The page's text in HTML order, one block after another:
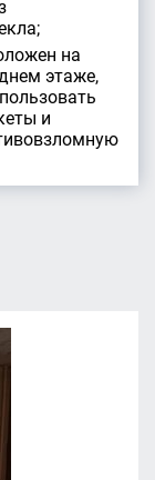
на
этаже,
и